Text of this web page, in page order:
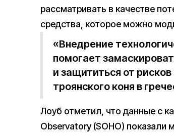
рассматривать в качестве
средства, которое можно
«Внедрение
помогает
и защититься от
троянского коня в
Лоуб отметил, что данные с
Observatory (SOHO)